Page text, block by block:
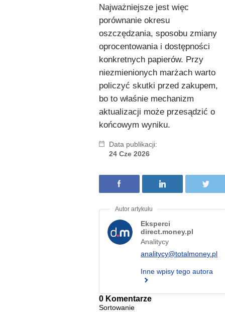
Najważniejsze jest więc
porównanie okresu
oszczędzania, sposobu zmiany
oprocentowania i dostępności
konkretnych papierów. Przy
niezmienionych marżach warto
policzyć skutki przed zakupem,
bo to właśnie mechanizm
aktualizacji może przesądzić o
końcowym wyniku.
Data publikacji:
24 Cze 2026
Eksperci
direct.money.pl
Analitycy
analitycy@totalmoney.pl
Inne wpisy tego autora
0 Komentarze
Sortowanie